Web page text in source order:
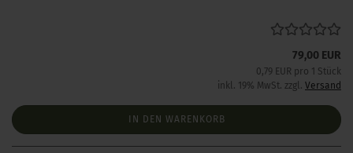
79,00 EUR
0,79 EUR pro 1 Stück
inkl. 19% MwSt. zzgl. Versand
IN DEN WARENKORB